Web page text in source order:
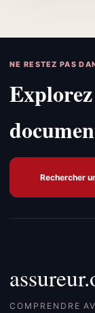
NE RESTEZ PAS
Explorez
Rechercher
COMPRENDRE